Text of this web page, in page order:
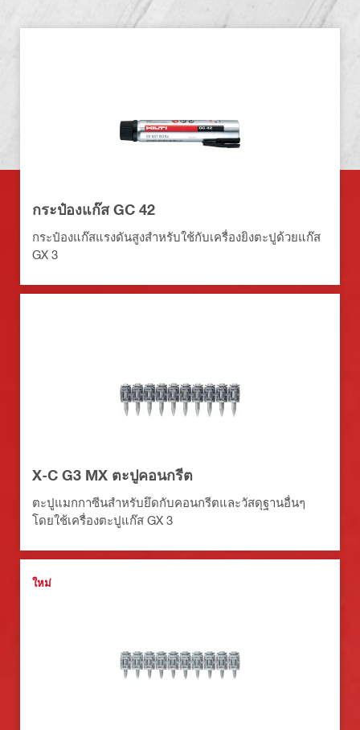
กระป๋องแก๊ส GC 42
กระป๋องแก๊สแรงดันสูงสำหรับใช้กับเครื่องยิงตะปูด้วยแก๊ส
GX 3
X-C G3 MX ตะปูคอนกรีต
ตะปูแมกกาซีนสำหรับยึดกับคอนกรีตและวัสดุฐานอื่นๆ
โดยใช้เครื่องตะปูแก๊ส GX 3
ใหม่